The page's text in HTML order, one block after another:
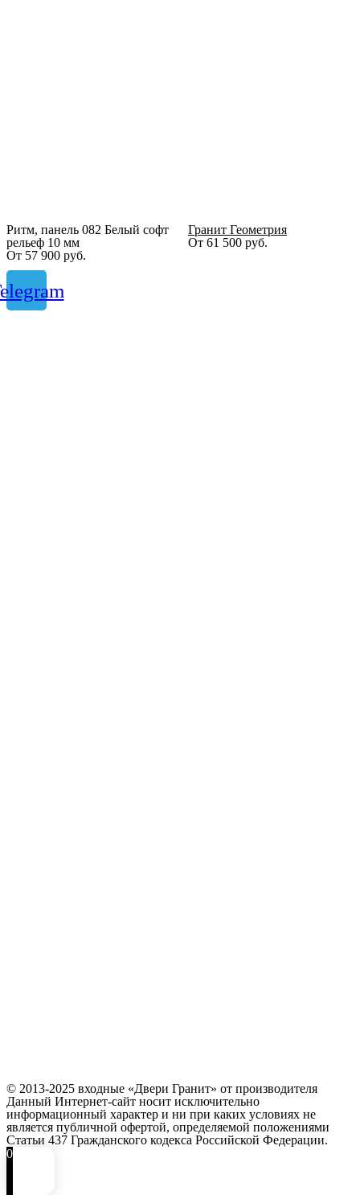
Ритм, панель 082 Белый софт
рельеф 10 мм
От 57 900 руб.
Гранит Геометрия
От 61 500 руб.
© 2013-2025 входные «Двери Гранит» от производителя
Данный Интернет-сайт носит исключительно
информационный характер и ни при каких условиях не
является публичной офертой, определяемой положениями
Статьи 437 Гражданского кодекса Российской Федерации.
0